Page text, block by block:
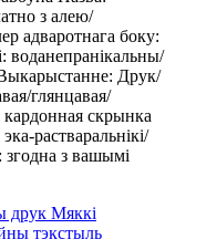
з алею/
адваротнага боку:
воданепранікальны/
Друк/
глянцавая/
кардонная скрынка
растваральнікі/
згодна з вашымі